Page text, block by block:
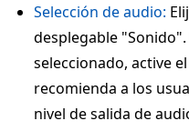
Selección de audio:
desplegable
seleccionado, active el
recomienda a los
nivel de salida de